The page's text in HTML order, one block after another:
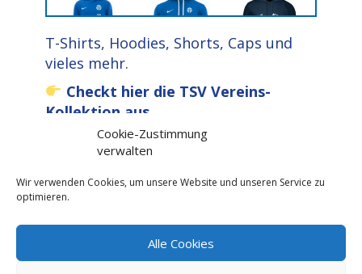
Cookie-Zustimmung
verwalten
Wir verwenden Cookies, um unsere Website und unseren Service zu
optimieren.
Alle Cookies
T-Shirts, Hoodies, Shorts, Caps und
vieles mehr.
Checkt hier die TSV Vereins-
Kollektion aus
Clubhaus Trimmelter Sportverein Trier e.V. I Kohlenstraße 55 I
54296 Trier I Telefon: 0651/15100